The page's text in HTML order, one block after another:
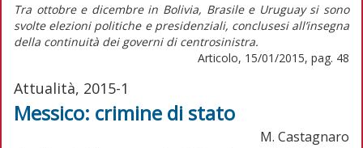
Tra ottobre e dicembre in Bolivia, Brasile e Uruguay si sono
svolte elezioni politiche e presidenziali, conclusesi all’insegna
della continuità dei governi di centrosinistra.
Articolo, 15/01/2015, pag. 48
Attualità, 2015-1
Messico: crimine di stato
M. Castagnaro